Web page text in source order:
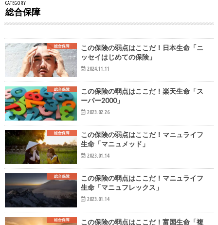
CATEGORY
総合保障
総合保障
この保険の弱点はここだ！日本生命「ニ
ッセイはじめての保険」
2024.11.11
総合保障
この保険の弱点はここだ！楽天生命「ス
ーパー2000」
2023.02.26
総合保障
この保険の弱点はここだ！マニュライフ
生命「マニュメッド」
2023.01.14
総合保障
この保険の弱点はここだ！マニュライフ
生命「マニュフレックス」
2023.01.14
総合保障
この保険の弱点はここだ！富国生命「複